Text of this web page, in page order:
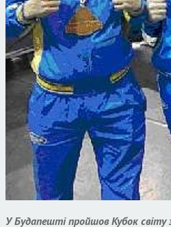
У Будапешті пройшов Кубок світу